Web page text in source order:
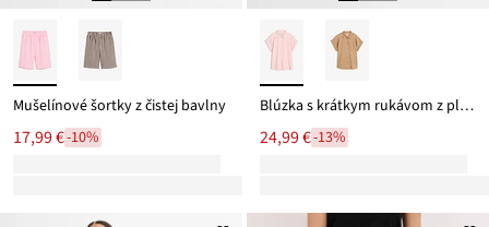
Mušelínové šortky z čistej bavlny
17,99 €-10%
Blúzka s krátkym rukávom z pláteného mixu
24,99 €-13%